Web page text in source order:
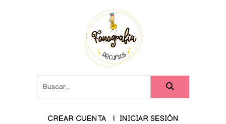
CREAR CUENTA INICIAR SESIÓN